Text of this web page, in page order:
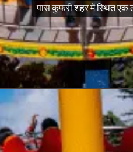
पास कुफरी शहर में स्थित एक